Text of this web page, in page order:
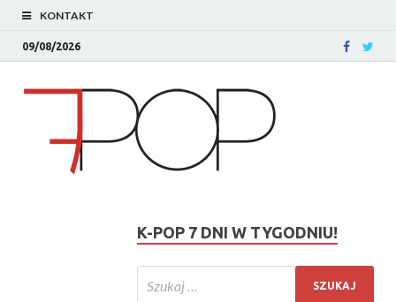
KONTAKT
09/08/2026
K-POP 7 DNI W TYGODNIU!